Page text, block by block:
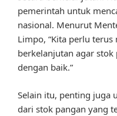
pemerintah untuk
nasional. Menurut
Limpo, “Kita perlu
berkelanjutan agar
dengan baik.”
Selain itu, penting juga
dari stok pangan yang